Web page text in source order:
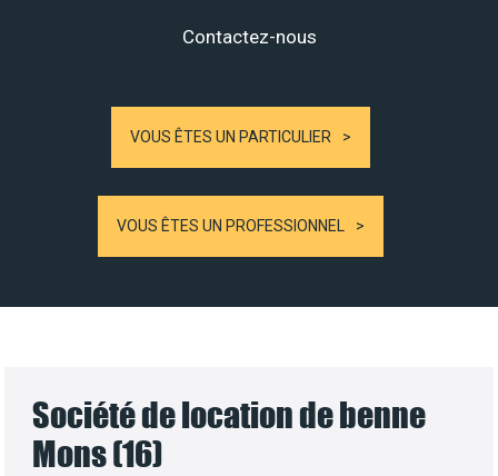
Contactez-nous
VOUS ÊTES UN PARTICULIER
VOUS ÊTES UN PROFESSIONNEL
Société de location de benne
Mons (16)